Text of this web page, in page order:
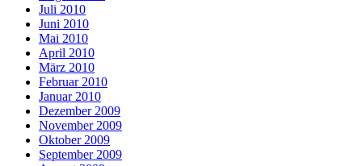
Juli 2010
Juni 2010
Mai 2010
April 2010
März 2010
Februar 2010
Januar 2010
Dezember 2009
November 2009
Oktober 2009
September 2009